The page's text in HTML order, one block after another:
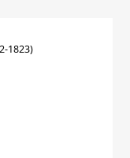
1823)